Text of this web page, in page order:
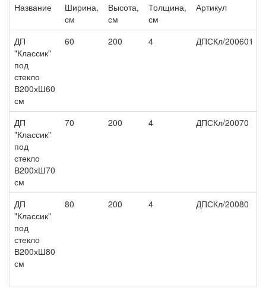
Название
Ширина,
см
Высота,
см
Толщина,
см
Артикул
ДП
"Классик"
под
стекло
В200хШ60
см
60 200 4 ДПСКл/200601
ДП
"Классик"
под
стекло
В200хШ70
см
70 200 4 ДПСКл/20070
ДП
"Классик"
под
стекло
В200хШ80
см
80 200 4 ДПСКл/20080